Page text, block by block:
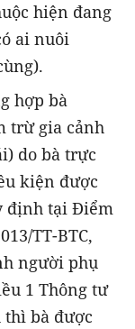
hiện đang
ai nuôi
hợp bà
trừ gia cảnh
do bà trực
kiện được
định tại Điểm
TT-BTC,
người phụ
1 Thông tư
thì bà được